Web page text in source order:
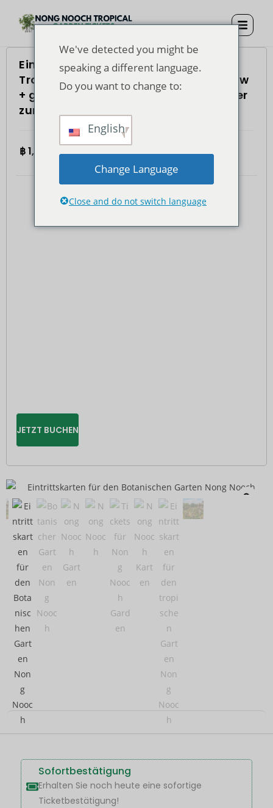
Eintrittskarte für den Nong Nooch
Tropical Garden + Mittagessen + Show
+ gemeinsamer Hin- und Rücktransfer
zum Hotel
฿1,200.00 Gesamt
JETZT BUCHEN
Sofortbestätigung
Erhalten Sie noch heute eine sofortige
Ticketbestätigung!
We've detected you might be
speaking a different language.
Do you want to change to:
English
Change Language
Close and do not switch language